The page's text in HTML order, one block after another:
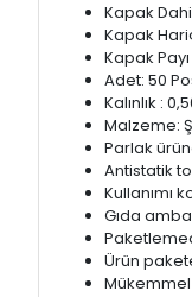
Kapak
Kapak
Kapak
Adet: 50
Kalınlık :
Malzeme:
Parlak
Antistatik
Kullanımı
Gıda
Ürün
Mükemmel